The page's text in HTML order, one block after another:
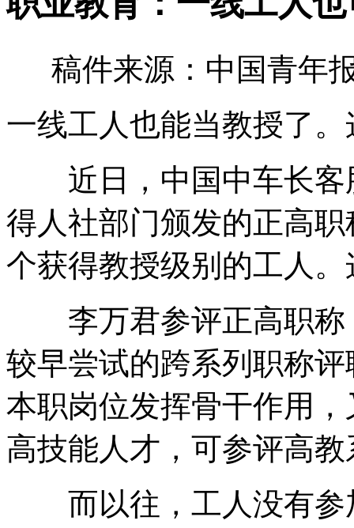
稿件来源：中国青
一线工人也能当教授了
近日，中国中车长客
得人社部门颁发的正高
个获得教授级别的工人
李万君参评正高职称
较早尝试的跨系列职称
本职岗位发挥骨干作用
高技能人才，可参评高
而以往，工人没有参